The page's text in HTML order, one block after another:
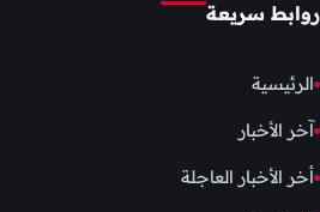
روابط سريعة
الرئيسية
آخر الأخبار
أخر الأخبار العاجلة